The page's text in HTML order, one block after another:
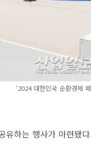
‘2024 대한민국 순환경제
유하는 행사가 마련됐